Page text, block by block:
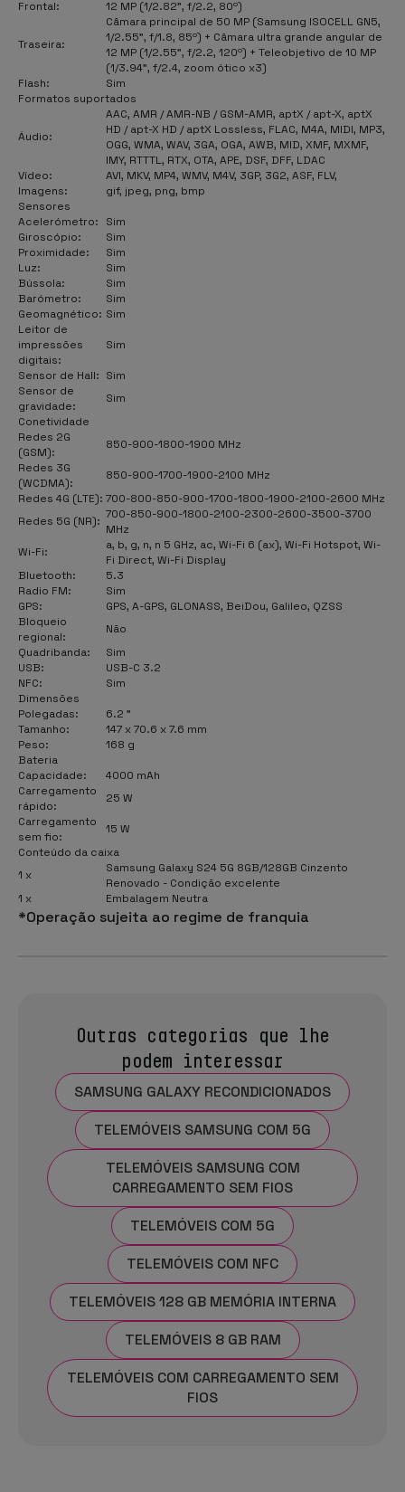
Frontal:
12 MP (1/2.82", f/2.2, 80º)
Traseira:
Câmara principal de 50 MP (Samsung ISOCELL GN5,
1/2.55", f/1.8, 85º) + Câmara ultra grande angular de
12 MP (1/2.55", f/2.2, 120º) + Teleobjetivo de 10 MP
(1/3.94", f/2.4, zoom ótico x3)
Flash:
Sim
Formatos suportados
Áudio:
AAC, AMR / AMR-NB / GSM-AMR, aptX / apt-X, aptX
HD / apt-X HD / aptX Lossless, FLAC, M4A, MIDI, MP3,
OGG, WMA, WAV, 3GA, OGA, AWB, MID, XMF, MXMF,
IMY, RTTTL, RTX, OTA, APE, DSF, DFF, LDAC
Vídeo:
AVI, MKV, MP4, WMV, M4V, 3GP, 3G2, ASF, FLV,
Imagens:
gif, jpeg, png, bmp
Sensores
Acelerómetro:
Sim
Giroscópio:
Sim
Proximidade:
Sim
Luz:
Sim
Bússola:
Sim
Barómetro:
Sim
Geomagnético: Sim
Leitor de
impressões
digitais:
Sim
Sensor de Hall: Sim
Sensor de
gravidade:
Sim
Conetividade
Redes 2G
(GSM):
850-900-1800-1900 MHz
Redes 3G
(WCDMA):
850-900-1700-1900-2100 MHz
Redes 4G (LTE): 700-800-850-900-1700-1800-1900-2100-2600 MHz
Redes 5G (NR): 700-850-900-1800-2100-2300-2600-3500-3700
MHz
Wi-Fi:
a, b, g, n, n 5 GHz, ac, Wi-Fi 6 (ax), Wi-Fi Hotspot, Wi-
Fi Direct, Wi-Fi Display
Bluetooth:
5.3
Radio FM:
Sim
GPS:
GPS, A-GPS, GLONASS, BeiDou, Galileo, QZSS
Bloqueio
regional:
Não
Quadribanda:
Sim
USB:
USB-C 3.2
NFC:
Sim
Dimensões
Polegadas:
6.2 "
Tamanho:
147 x 70.6 x 7.6 mm
Peso:
168 g
Bateria
Capacidade:
4000 mAh
Carregamento
rápido:
25 W
Carregamento
sem fio:
15 W
Conteúdo da caixa
1 x
Samsung Galaxy S24 5G 8GB/128GB Cinzento
Renovado - Condição excelente
1 x
Embalagem Neutra
*Operação sujeita ao regime de franquia
Outras categorias que lhe
podem interessar
SAMSUNG GALAXY RECONDICIONADOS
TELEMÓVEIS SAMSUNG COM 5G
TELEMÓVEIS SAMSUNG COM
CARREGAMENTO SEM FIOS
TELEMÓVEIS COM 5G
TELEMÓVEIS COM NFC
TELEMÓVEIS 128 GB MEMÓRIA INTERNA
TELEMÓVEIS 8 GB RAM
TELEMÓVEIS COM CARREGAMENTO SEM
FIOS